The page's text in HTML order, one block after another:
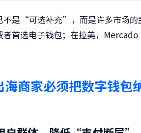
不是“可选补充”，而是许多市场的
者首选电子钱包；在拉美，Mercado
海商家必须把数字钱包